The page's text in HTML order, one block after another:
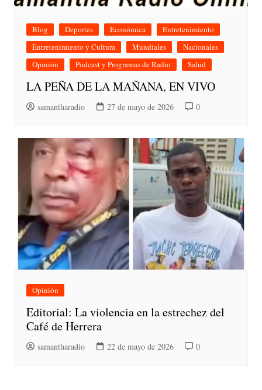
Blog Deportes Económica
Entretenimiento
Entretenimiento y Cultura
Mundiales
Nacionales
Opinión
Podcast y Programas de Radio Salud
LA PEÑA DE LA MAÑANA, EN VIVO
samantharadio 27 de mayo de 2026 0
Opinión
Editorial: La violencia en la estrechez del
Café de Herrera
samantharadio 22 de mayo de 2026 0